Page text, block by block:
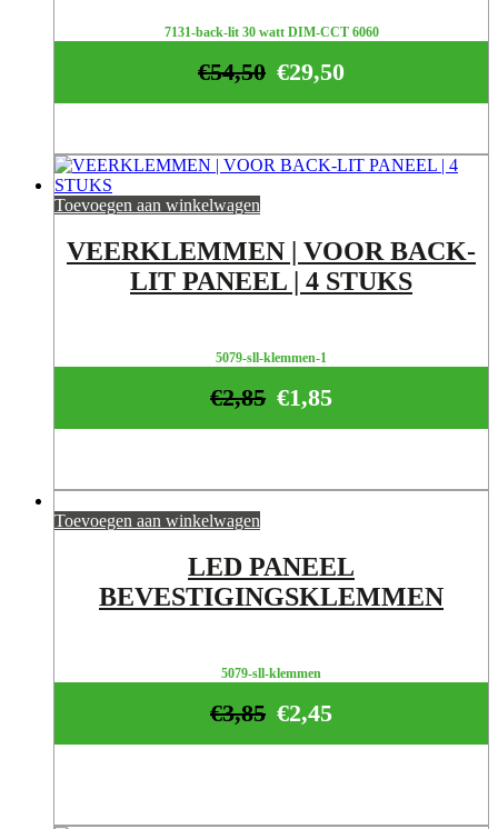
7131-back-lit 30 watt DIM-CCT 6060
€29,50
€54,50
Toevoegen aan winkelwagen
VEERKLEMMEN | VOOR BACK-
LIT PANEEL | 4 STUKS
5079-sll-klemmen-1
€1,85
€2,85
Toevoegen aan winkelwagen
LED PANEEL
BEVESTIGINGSKLEMMEN
5079-sll-klemmen
€2,45
€3,85